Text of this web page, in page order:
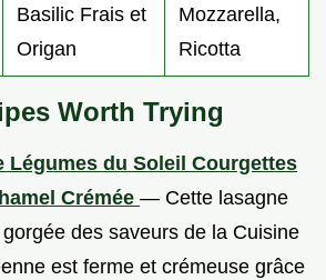
Basilic Frais et
Origan
Mozzarella,
Ricotta
Worth Trying
Légumes du Soleil Courgettes
Crémée — Cette lasagne
des saveurs de la Cuisine
est ferme et crémeuse grâce